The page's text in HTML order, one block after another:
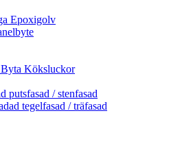
Epoxigolv
Köksluckor
putsfasad / stenfasad
tegelfasad / träfasad